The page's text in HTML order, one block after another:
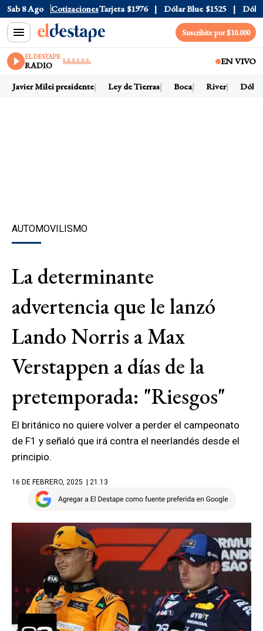
Sab 8 Ago Cotizaciones
$1520 Dólar Tarjeta $1976 Dólar Blue $1525 Dólar
Suscribite por $10.000
EL DESTAPE
RADIO EN VIVO
Javier Milei presidente Ley de Tierras Boca River Dólar
AUTOMOVILISMO
La determinante
advertencia que le lanzó
Lando Norris a Max
Verstappen a días de la
pretemporada: "Riesgos"
El británico no quiere volver a perder el campeonato
de F1 y señaló que irá contra el neerlandés desde el
principio.
16 DE FEBRERO, 2025 | 21.13